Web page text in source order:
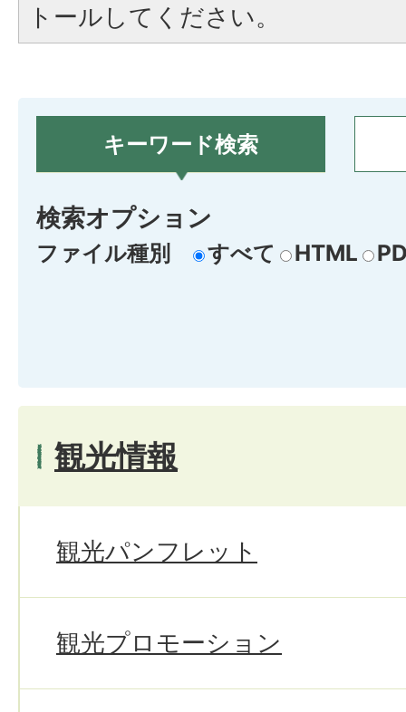
トールしてください。
キーワード検索
検索オプション
ファイル種別 すべて HTML
観光情報
観光パンフレット
観光プロモーション